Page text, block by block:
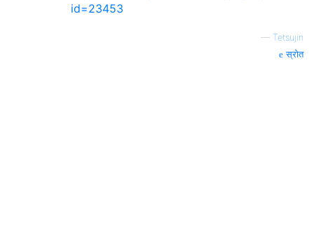
id=23453
— Tetsujin
स्रोत